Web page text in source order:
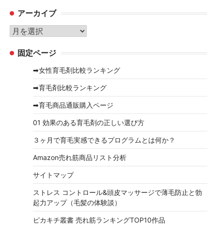
ゴ
リ
ー
アーカイブ
ア
カ 固定ページ
➡女性育毛剤比較ランキング
➡育毛剤比較ランキング
➡育毛商品通販購入ページ
01 効果のある育毛剤の正しい選び方
３ヶ月で育毛実感できるプログラムとは何か？
Amazon売れ筋商品リスト分析
サイトマップ
ストレス コントロール&頭皮マッサージで薄毛防止と勃
起力アップ（毛髪の体験談）
ピカキチ叢書 売れ筋ランキングTOP10作品